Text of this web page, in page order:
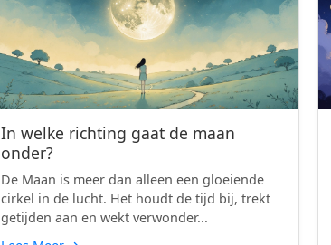
In welke richting gaat de maan
onder?
De Maan is meer dan alleen een gloeiende
cirkel in de lucht. Het houdt de tijd bij, trekt
getijden aan en wekt verwonder...